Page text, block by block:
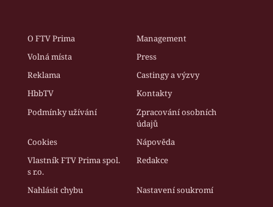
O FTV Prima
Management
Volná místa
Press
Reklama
Castingy a výzvy
HbbTV
Kontakty
Podmínky užívání
Zpracování osobních
údajů
Cookies
Nápověda
Vlastník FTV Prima spol.
s r.o.
Redakce
Nahlásit chybu Nastavení soukromí